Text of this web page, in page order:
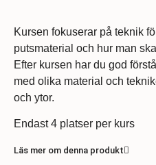
Kursen fokuserar på teknik
putsmaterial och hur man
Efter kursen har du god
med olika material och
och ytor.
Endast 4 platser per kurs
Läs mer om denna produkt